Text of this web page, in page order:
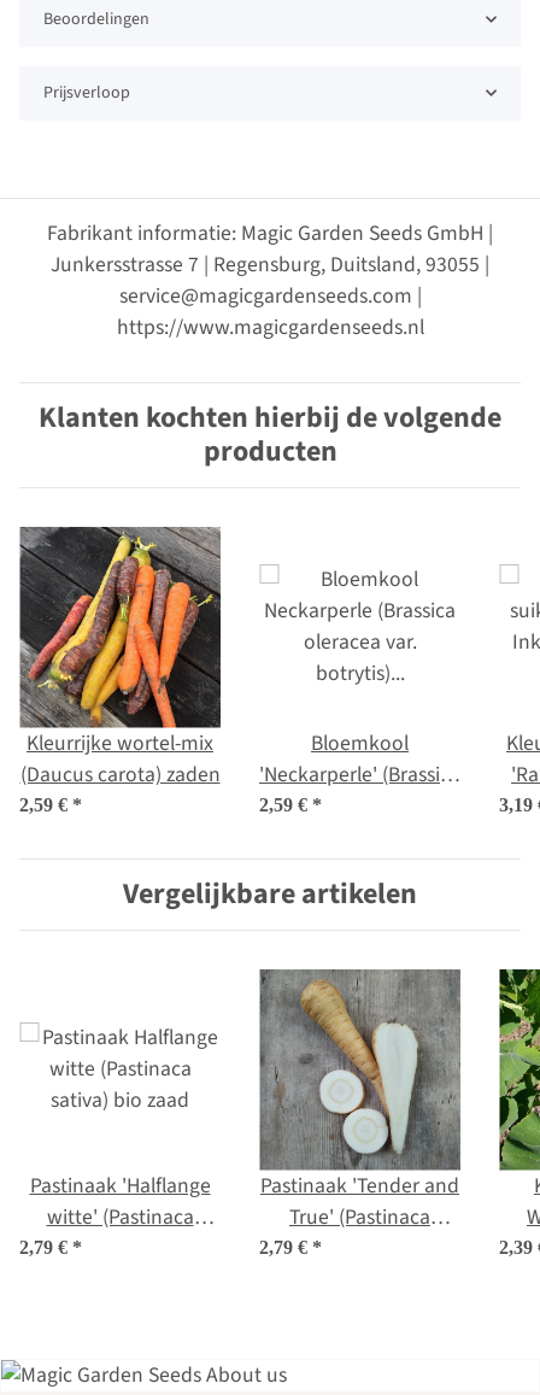
Beoordelingen
Prijsverloop
Fabrikant informatie: Magic Garden Seeds GmbH |
Junkersstrasse 7 | Regensburg, Duitsland, 93055 |
service@magicgardenseeds.com |
https://www.magicgardenseeds.nl
Klanten kochten hierbij de volgende
producten
Kleurrijke wortel-mix
(Daucus carota) zaden
2,59 € *
Bloemkool
'Neckarperle' (Brassica
oleracea var. botrytis)
2,59 € * 3,19
Vergelijkbare artikelen
Pastinaak 'Halflange
witte' (Pastinaca
sativa) bio zaad
2,79 € *
Pastinaak 'Tender and
True' (Pastinaca
sativa) bio zaad
2,79 € * 2,39